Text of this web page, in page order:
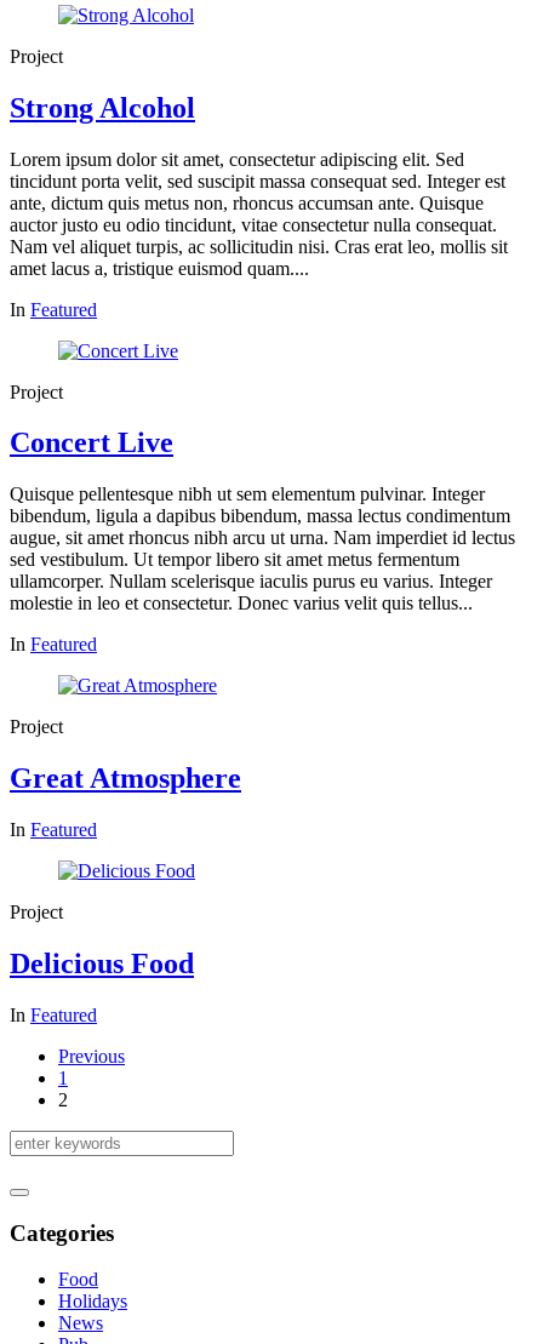
Project
Strong Alcohol
Lorem ipsum dolor sit amet, consectetur adipiscing elit. Sed
tincidunt porta velit, sed suscipit massa consequat sed. Integer est
ante, dictum quis metus non, rhoncus accumsan ante. Quisque
auctor justo eu odio tincidunt, vitae consectetur nulla consequat.
Nam vel aliquet turpis, ac sollicitudin nisi. Cras erat leo, mollis sit
amet lacus a, tristique euismod quam....
In Featured
Project
Concert Live
Quisque pellentesque nibh ut sem elementum pulvinar. Integer
bibendum, ligula a dapibus bibendum, massa lectus condimentum
augue, sit amet rhoncus nibh arcu ut urna. Nam imperdiet id lectus
sed vestibulum. Ut tempor libero sit amet metus fermentum
ullamcorper. Nullam scelerisque iaculis purus eu varius. Integer
molestie in leo et consectetur. Donec varius velit quis tellus...
In Featured
Project
Great Atmosphere
In Featured
Project
Delicious Food
In Featured
Previous
1
2
Categories
Food
Holidays
News